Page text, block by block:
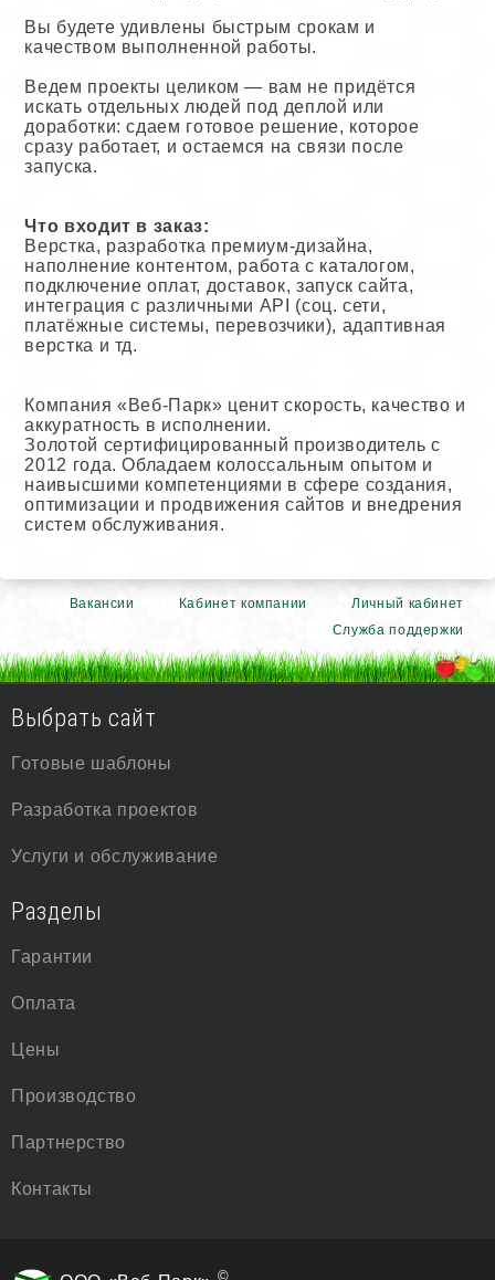
Вы будете удивлены быстрым срокам и
качеством выполненной работы.
Ведем проекты целиком — вам не придётся
искать отдельных людей под деплой или
доработки: сдаем готовое решение, которое
сразу работает, и остаемся на связи после
запуска.
Что входит в заказ:
Верстка, разработка премиум-дизайна,
наполнение контентом, работа с каталогом,
подключение оплат, доставок, запуск сайта,
интеграция с различными API (соц. сети,
платёжные системы, перевозчики), адаптивная
верстка и тд.
Компания «Веб-Парк» ценит скорость, качество и
аккуратность в исполнении.
Золотой сертифицированный производитель с
2012 года. Обладаем колоссальным опытом и
наивысшими компетенциями в сфере создания,
оптимизации и продвижения сайтов и внедрения
систем обслуживания.
Вакансии Кабинет компании
Личный кабинет
Служба поддержки
Выбрать сайт
Готовые шаблоны
Разработка проектов
Услуги и обслуживание
Разделы
Гарантии
Оплата
Цены
Производство
Партнерство
Контакты
©